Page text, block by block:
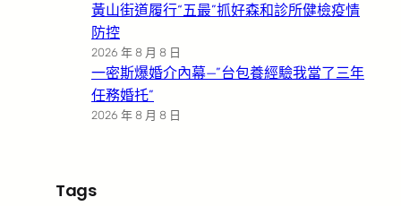
黃山街道履行“五最”抓好森和診所健檢疫情
防控
2026 年 8 月 8 日
一密斯爆婚介內幕—”台包養經驗我當了三年
任務婚托”
2026 年 8 月 8 日
Tags